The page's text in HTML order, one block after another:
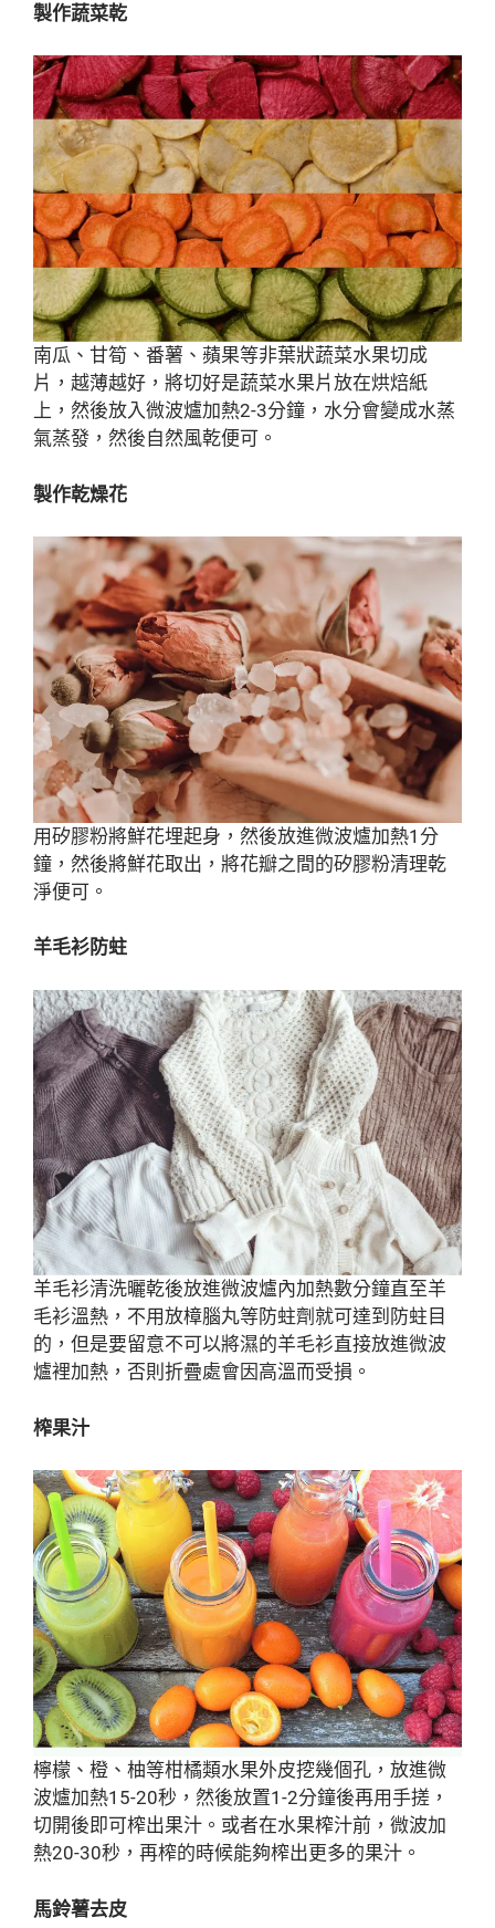
製作蔬菜乾
南瓜、甘筍、番薯、蘋果等非葉狀蔬菜水果切成
片，越薄越好，將切好是蔬菜水果片放在烘焙紙
上，然後放入微波爐加熱2-3分鐘，水分會變成水蒸
氣蒸發，然後自然風乾便可。
製作乾燥花
用矽膠粉將鮮花埋起身，然後放進微波爐加熱1分
鐘，然後將鮮花取出，將花瓣之間的矽膠粉清理乾
淨便可。
羊毛衫防蛀
羊毛衫清洗曬乾後放進微波爐內加熱數分鐘直至羊
毛衫溫熱，不用放樟腦丸等防蛀劑就可達到防蛀目
的，但是要留意不可以將濕的羊毛衫直接放進微波
爐裡加熱，否則折疊處會因高溫而受損。
榨果汁
檸檬、橙、柚等柑橘類水果外皮挖幾個孔，放進微
波爐加熱15-20秒，然後放置1-2分鐘後再用手搓，
切開後即可榨出果汁。或者在水果榨汁前，微波加
熱20-30秒，再榨的時候能夠榨出更多的果汁。
馬鈴薯去皮